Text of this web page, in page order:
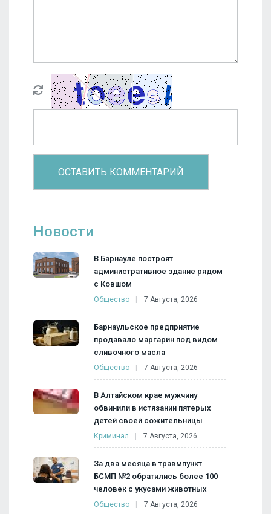
Новости
В Барнауле построят
административное здание рядом
с Ковшом
Общество 7 Августа, 2026
Барнаульское предприятие
продавало маргарин под видом
сливочного масла
Общество 7 Августа, 2026
В Алтайском крае мужчину
обвинили в истязании пятерых
детей своей сожительницы
Криминал 7 Августа, 2026
За два месяца в травмпункт
БСМП №2 обратились более 100
человек с укусами животных
Общество 7 Августа, 2026